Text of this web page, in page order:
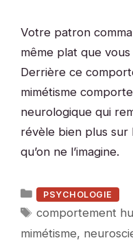
Votre patron
même plat que vous
Derrière ce
mimétisme
neurologique qui
révèle bien plus sur
qu’on ne l’imagine.
Catégories
PSYCHOLOGIE
Étiquettes
comportement
mimétisme,